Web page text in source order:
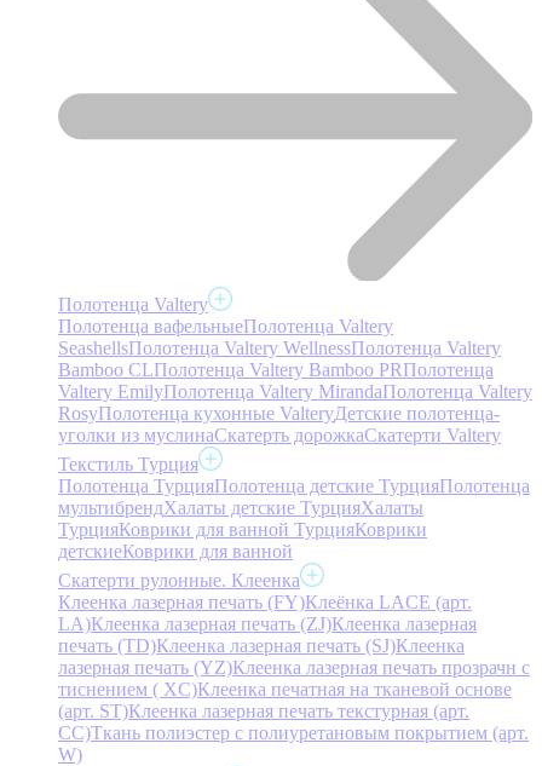
Полотенца Valtery
Полотенца вафельныеПолотенца Valtery
SeashellsПолотенца Valtery WellnessПолотенца Valtery
Bamboo CLПолотенца Valtery Bamboo PRПолотенца
Valtery EmilyПолотенца Valtery MirandaПолотенца Valtery
RosyПолотенца кухонные ValteryДетские полотенца-
уголки из муслинаСкатерть дорожкаСкатерти Valtery
Текстиль Турция
Полотенца ТурцияПолотенца детские ТурцияПолотенца
мультибрендХалаты детские ТурцияХалаты
ТурцияКоврики для ванной ТурцияКоврики
детскиеКоврики для ванной
Скатерти рулонные. Клеенка
Клеенка лазерная печать (FY)Клеёнка LACE (арт.
LA)Клеенка лазерная печать (ZJ)Клеенка лазерная
печать (TD)Клеенка лазерная печать (SJ)Клеенка
лазерная печать (YZ)Клеенка лазерная печать прозрачн с
тиснением ( XC)Клеенка печатная на тканевой основе
(арт. ST)Клеенка лазерная печать текстурная (арт.
CC)Ткань полиэстер с полиуретановым покрытием (арт.
W)